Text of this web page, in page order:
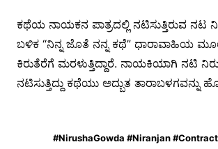
ಕಥೆಯ ನಾಯಕನ ಪಾತ್ರದಲ್ಲಿ ನಟಿಸುತ್ತಿರುವ ನಟ
ಬಳಿಕ “ನಿನ್ನ ಜೊತೆ ನನ್ನ ಕಥೆ” ಧಾರಾವಾಹಿಯ
ಕಿರುತೆರೆಗೆ ಮರಳುತ್ತಿದ್ದಾರೆ. ನಾಯಕಿಯಾಗಿ ನಟಿ
ನಟಿಸುತ್ತಿದ್ದು ಕಥೆಯು ಅದ್ಬುತ ತಾರಾಬಳಗವನ್ನು
#NirushaGowda #Niranjan